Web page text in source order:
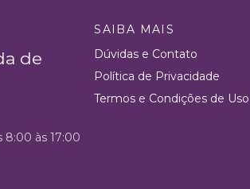
de
SAIBA MAIS
Dúvidas e Contato
Política de Privacidade
Termos e Condições de Uso
8:00 às 17:00